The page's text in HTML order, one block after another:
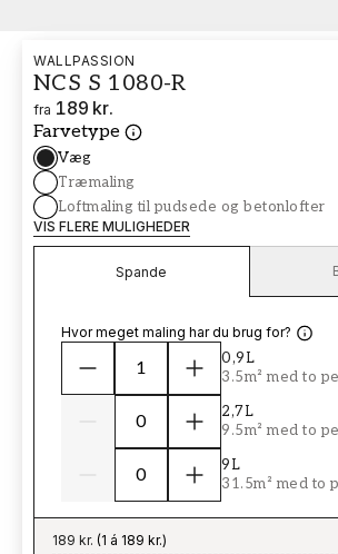
WALLPASSION
NCS S 1080-R
fra 189 kr.
Farvetype
Væg
Træmaling
Loftmaling til pudsede og betonlofter
VIS FLERE MULIGHEDER
Spande
Hvor meget maling har du brug for?
0,9L
3.5m² med to
2,7L
9.5m² med to
9L
31.5m² med to
189 kr. (1 á 189 kr.)